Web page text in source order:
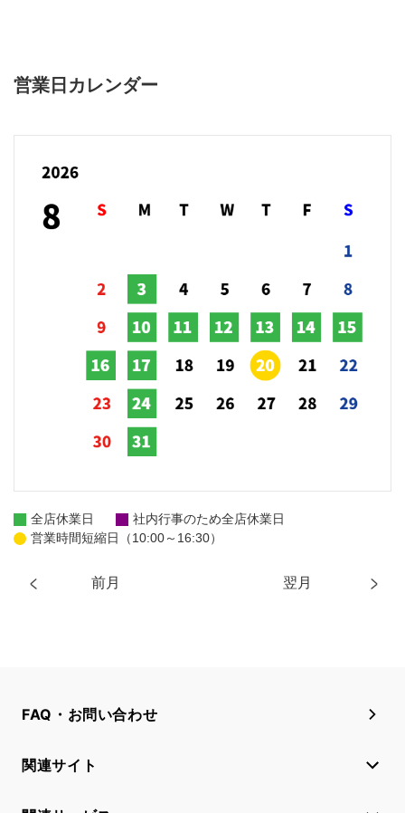
営業日カレンダー
前月 翌月
全店休業日
社内行事のため全店休業日
営業時間短縮日（10:00～16:30）
FAQ・お問い合わせ
関連サイト